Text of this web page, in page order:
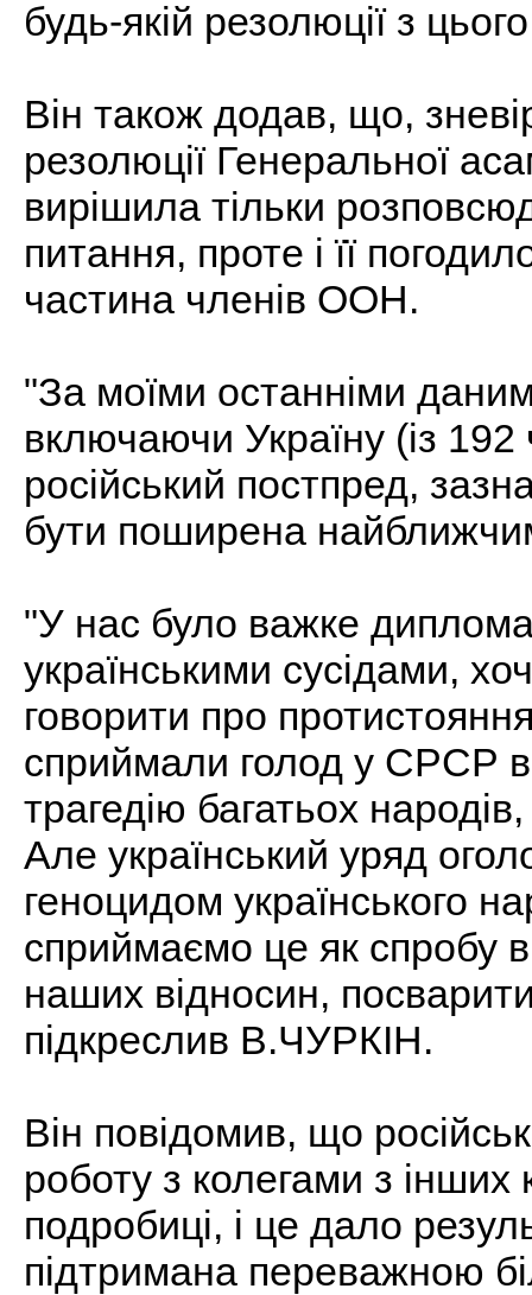
будь-якій резолюції з
Він також додав, що,
резолюції Генеральної
вирішила тільки
питання, проте і її
частина членів ООН.
"За моїми останніми
включаючи Україну (із
російський постпред,
бути поширена
"У нас було важке
українськими сусідами,
говорити про
сприймали голод у СРСР в
трагедію багатьох
Але український уряд
геноцидом українського
сприймаємо це як спробу
наших відносин,
підкреслив В.ЧУРКІН.
Він повідомив, що
роботу з колегами з інших
подробиці, і це дало
підтримана переважною